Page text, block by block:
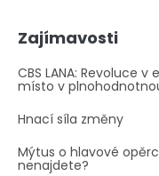
Zajímavosti
CBS LANA: Revoluce
místo v
Hnací síla změny
Mýtus o hlavové
nenajdete?